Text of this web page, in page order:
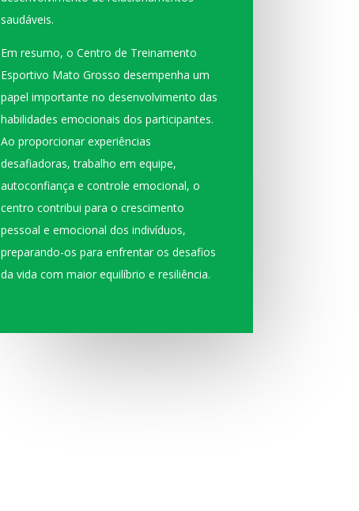
saudáveis.
Em resumo, o Centro de Treinamento
Esportivo Mato Grosso desempenha um
papel importante no desenvolvimento das
habilidades emocionais dos participantes.
Ao proporcionar experiências
desafiadoras, trabalho em equipe,
autoconfiança e controle emocional, o
centro contribui para o crescimento
pessoal e emocional dos indivíduos,
preparando-os para enfrentar os desafios
da vida com maior equilíbrio e resiliência.